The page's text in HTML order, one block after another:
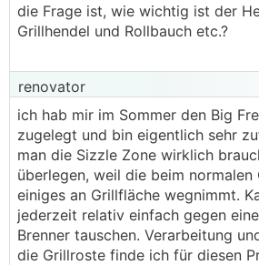
..
die Frage ist, wie wichtig ist der
Grillhendel und Rollbauch etc.?
renovator
ich hab mir im Sommer den Big
zugelegt und bin eigentlich sehr
man die Sizzle Zone wirklich
überlegen, weil die beim normalen
einiges an Grillfläche wegnimmt.
jederzeit relativ einfach gegen
Brenner tauschen. Verarbeitung
die Grillroste finde ich für diesen